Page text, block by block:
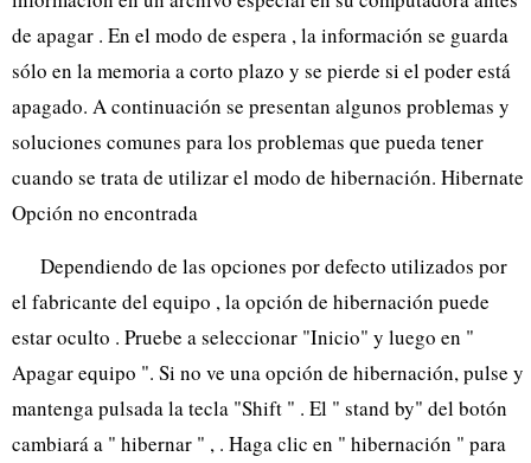
de apagar . En el modo de espera , la información se guarda
sólo en la memoria a corto plazo y se pierde si el poder está
apagado. A continuación se presentan algunos problemas y
soluciones comunes para los problemas que pueda tener
cuando se trata de utilizar el modo de hibernación. Hibernate
Opción no encontrada
Dependiendo de las opciones por defecto utilizados por
el fabricante del equipo , la opción de hibernación puede
estar oculto . Pruebe a seleccionar "Inicio" y luego en "
Apagar equipo ". Si no ve una opción de hibernación, pulse y
mantenga pulsada la tecla "Shift " . El " stand by" del botón
cambiará a " hibernar " , . Haga clic en " hibernación " para